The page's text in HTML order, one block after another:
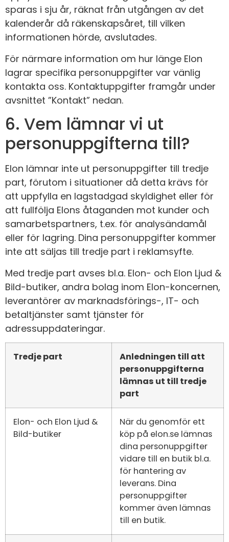
sparas i sju år, räknat från utgången av det
kalenderår då räkenskapsåret, till vilken
informationen hörde, avslutades.
För närmare information om hur länge Elon
lagrar specifika personuppgifter var vänlig
kontakta oss. Kontaktuppgifter framgår under
avsnittet ”Kontakt” nedan.
6. Vem lämnar vi ut
personuppgifterna till?
Elon lämnar inte ut personuppgifter till tredje
part, förutom i situationer då detta krävs för
att uppfylla en lagstadgad skyldighet eller för
att fullfölja Elons åtaganden mot kunder och
samarbetspartners, t.ex. för analysändamål
eller för lagring. Dina personuppgifter kommer
inte att säljas till tredje part i reklamsyfte.
Med tredje part avses bl.a. Elon- och Elon Ljud &
Bild-butiker, andra bolag inom Elon-koncernen,
leverantörer av marknadsförings-, IT- och
betaltjänster samt tjänster för
adressuppdateringar.
Tredje part
Anledningen till att
personuppgifterna
lämnas ut till tredje
part
Elon- och Elon Ljud &
Bild-butiker
När du genomför ett
köp på elon.se lämnas
dina personuppgifter
vidare till en butik bl.a.
för hantering av
leverans. Dina
personuppgifter
kommer även lämnas
till en butik.